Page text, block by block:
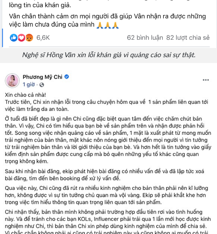
Nghệ sĩ Hồng Vân xin lỗi khán giả vì quảng cáo sai sự thật.